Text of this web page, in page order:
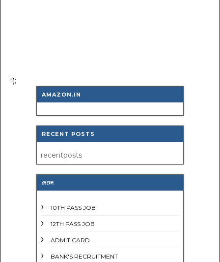
");
AMAZON.IN
RECENT POSTS
recentposts
লেবেল
10TH PASS JOB
12TH PASS JOB
ADMIT CARD
BANK'S RECRUITMENT